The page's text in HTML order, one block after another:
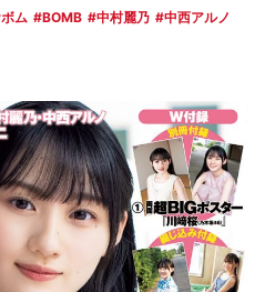
ボム BOMB 中村麗乃
中西アルノ